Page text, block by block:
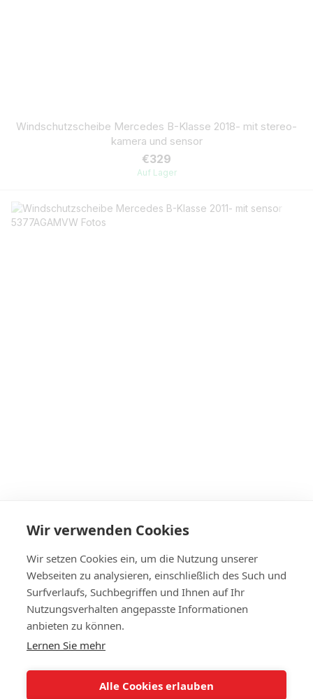
Windschutzscheibe Mercedes B-Klasse 2018- mit stereo-
kamera und sensor
€329
Auf Lager
€263
Auf Lager
+4314420014
Wir verwenden Cookies
Wir setzen Cookies ein, um die Nutzung unserer
Webseiten zu analysieren, einschließlich des Such und
Surfverlaufs, Suchbegriffen und Ihnen auf Ihr
Nutzungsverhalten angepasste Informationen
anbieten zu können.
Lernen Sie mehr
Alle Cookies erlauben